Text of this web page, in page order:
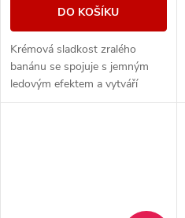
DO KOŠÍKU
Krémová sladkost zralého
banánu se spojuje s jemným
ledovým efektem a vytváří
hladkou, osvěžující chuť s